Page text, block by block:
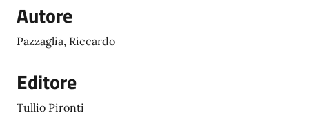
Autore
Pazzaglia, Riccardo
Editore
Tullio Pironti